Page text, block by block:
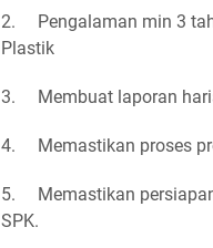
2. Pengalaman min 3
Plastik
3. Membuat laporan
4. Memastikan proses
5. Memastikan persiapan
SPK.